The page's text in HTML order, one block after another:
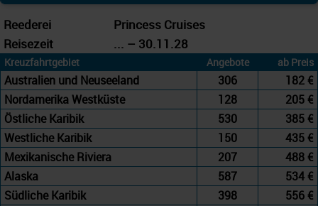
Reederei
Princess Cruises
Reisezeit
... – 30.11.28
Kreuzfahrtgebiet Angebote ab Preis
Australien und Neuseeland 306
182 €
Nordamerika Westküste
128
205 €
Östliche Karibik
530
385 €
Westliche Karibik
150
435 €
Mexikanische Riviera
207
488 €
Alaska
587
534 €
Südliche Karibik
398
556 €